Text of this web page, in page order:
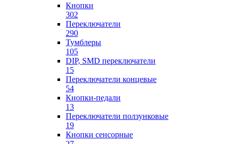
Кнопки
302
Переключатели
290
Тумблеры
105
DIP, SMD переключатели
15
Переключатели концевые
54
Кнопки-педали
13
Переключатели ползунковые
19
Кнопки сенсорные